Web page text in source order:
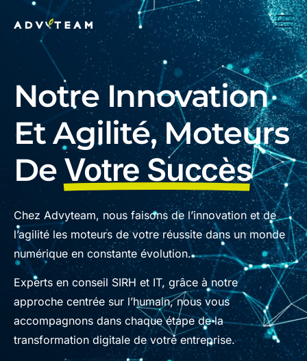
Notre Innovation
Et Agilité, Moteurs
De Votre Succès
Chez Advyteam, nous faisons de l’innovation et de
l’agilité les moteurs de votre réussite dans un monde
numérique en constante évolution.
Experts en conseil SIRH et IT, grâce à notre
approche centrée sur l’humain, nous vous
accompagnons dans chaque étape de la
transformation digitale de votre entreprise.